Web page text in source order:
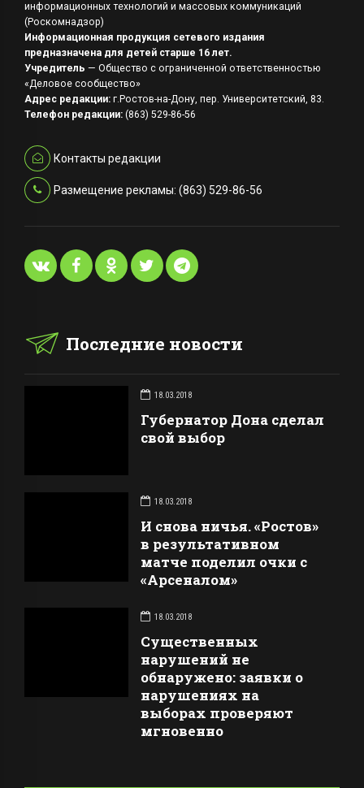
информационных технологий и массовых коммуникаций
(Роскомнадзор)
Информационная продукция сетевого издания
предназначена для детей старше 16 лет.
Учредитель — Общество с ограниченной ответственностью
«Деловое сообщество»
Адрес редакции: г.Ростов-на-Дону, пер. Университетский, 83.
Телефон редакции: (863) 529-86-56
Контакты редакции
Размещение рекламы: (863) 529-86-56
Последние новости
18.03.2018
Губернатор Дона сделал
свой выбор
18.03.2018
И снова ничья. «Ростов»
в результативном
матче поделил очки с
«Арсеналом»
18.03.2018
Существенных
нарушений не
обнаружено: заявки о
нарушениях на
выборах проверяют
мгновенно